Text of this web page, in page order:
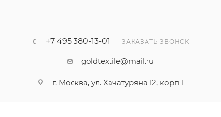
+7 495 380-13-01 ЗАКАЗАТЬ ЗВОНОК
goldtextile@mail.ru
г. Москва, ул. Хачатуряна 12, корп 1